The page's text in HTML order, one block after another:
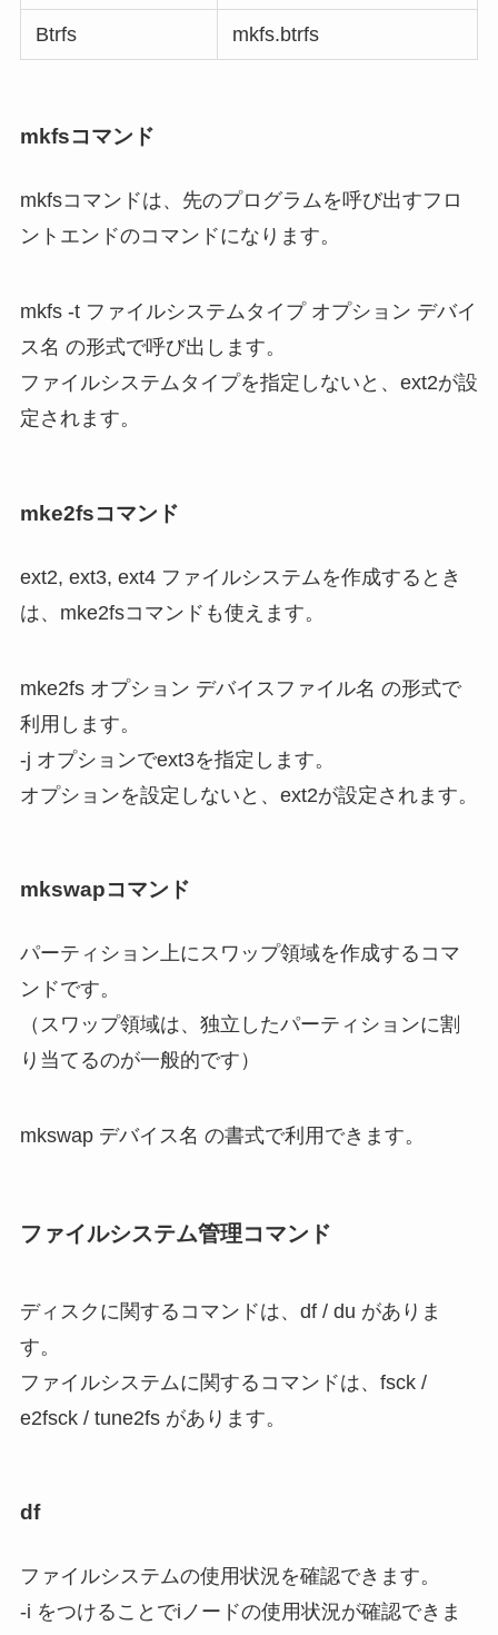
Btrfs mkfs.btrfs
mkfsコマンド
mkfsコマンドは、先のプログラムを呼び出すフロ
ントエンドのコマンドになります。
mkfs -t ファイルシステムタイプ オプション デバイ
ス名 の形式で呼び出します。
ファイルシステムタイプを指定しないと、ext2が設
定されます。
mke2fsコマンド
ext2, ext3, ext4 ファイルシステムを作成するとき
は、mke2fsコマンドも使えます。
mke2fs オプション デバイスファイル名 の形式で
利用します。
-j オプションでext3を指定します。
オプションを設定しないと、ext2が設定されます。
mkswapコマンド
パーティション上にスワップ領域を作成するコマ
ンドです。
（スワップ領域は、独立したパーティションに割
り当てるのが一般的です）
mkswap デバイス名 の書式で利用できます。
ファイルシステム管理コマンド
ディスクに関するコマンドは、df / du がありま
す。
ファイルシステムに関するコマンドは、fsck /
e2fsck / tune2fs があります。
df
ファイルシステムの使用状況を確認できます。
-i をつけることでiノードの使用状況が確認できま